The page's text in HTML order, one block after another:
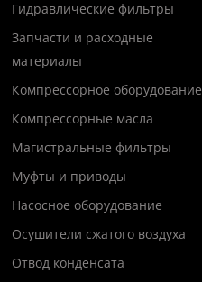
Гидравлические фильтры
Запчасти и расходные
материалы
Компрессорное оборудование
Компрессорные масла
Магистральные фильтры
Муфты и приводы
Насосное оборудование
Осушители сжатого воздуха
Отвод конденсата